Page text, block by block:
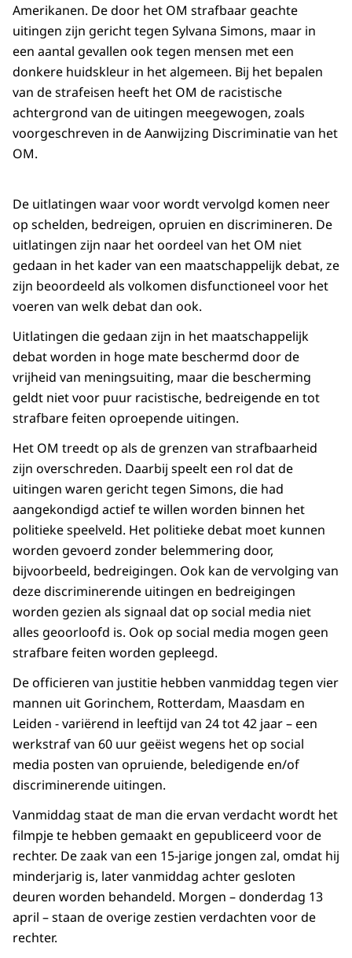
Amerikanen. De door het OM strafbaar geachte
uitingen zijn gericht tegen Sylvana Simons, maar in
een aantal gevallen ook tegen mensen met een
donkere huidskleur in het algemeen. Bij het bepalen
van de strafeisen heeft het OM de racistische
achtergrond van de uitingen meegewogen, zoals
voorgeschreven in de Aanwijzing Discriminatie van het
OM.
De uitlatingen waar voor wordt vervolgd komen neer
op schelden, bedreigen, opruien en discrimineren. De
uitlatingen zijn naar het oordeel van het OM niet
gedaan in het kader van een maatschappelijk debat, ze
zijn beoordeeld als volkomen disfunctioneel voor het
voeren van welk debat dan ook.
Uitlatingen die gedaan zijn in het maatschappelijk
debat worden in hoge mate beschermd door de
vrijheid van meningsuiting, maar die bescherming
geldt niet voor puur racistische, bedreigende en tot
strafbare feiten oproepende uitingen.
Het OM treedt op als de grenzen van strafbaarheid
zijn overschreden. Daarbij speelt een rol dat de
uitingen waren gericht tegen Simons, die had
aangekondigd actief te willen worden binnen het
politieke speelveld. Het politieke debat moet kunnen
worden gevoerd zonder belemmering door,
bijvoorbeeld, bedreigingen. Ook kan de vervolging van
deze discriminerende uitingen en bedreigingen
worden gezien als signaal dat op social media niet
alles geoorloofd is. Ook op social media mogen geen
strafbare feiten worden gepleegd.
De officieren van justitie hebben vanmiddag tegen vier
mannen uit Gorinchem, Rotterdam, Maasdam en
Leiden - variërend in leeftijd van 24 tot 42 jaar – een
werkstraf van 60 uur geëist wegens het op social
media posten van opruiende, beledigende en/of
discriminerende uitingen.
Vanmiddag staat de man die ervan verdacht wordt het
filmpje te hebben gemaakt en gepubliceerd voor de
rechter. De zaak van een 15-jarige jongen zal, omdat hij
minderjarig is, later vanmiddag achter gesloten
deuren worden behandeld. Morgen – donderdag 13
april – staan de overige zestien verdachten voor de
rechter.